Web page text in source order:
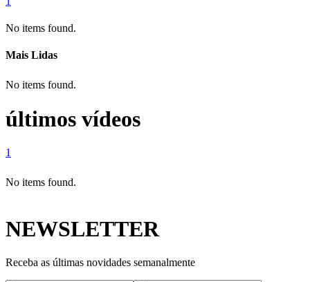
No items found.
Mais Lidas
No items found.
últimos vídeos
1
No items found.
NEWSLETTER
Receba as últimas novidades semanalmente